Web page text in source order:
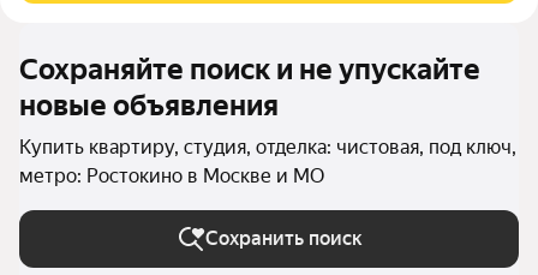
Сохраняйте поиск и не упускайте
новые объявления
Купить квартиру, студия, отделка: чистовая, под ключ,
метро: Ростокино в Москве и МО
Сохранить поиск